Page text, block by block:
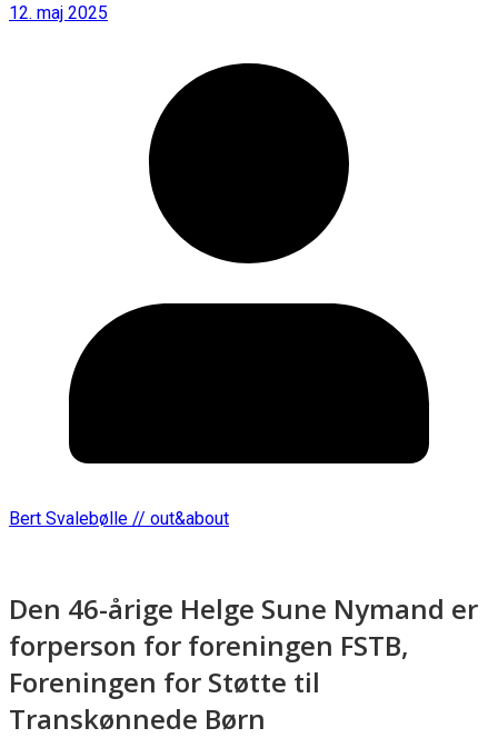
12. maj 2025
Bert Svalebølle // out&about
Den 46-årige Helge Sune Nymand er
forperson for foreningen FSTB,
Foreningen for Støtte til
Transkønnede Børn